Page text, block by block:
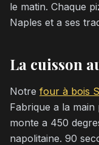
le matin. Chaque
Naples et a ses
La cuisson
Notre four à bois
Fabrique a la main
monte a 450
napolitaine. 90